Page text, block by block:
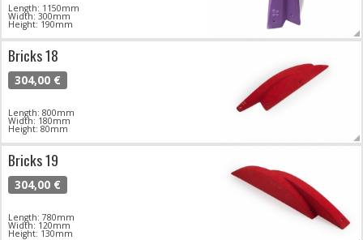
Length: 1150mm
Width: 300mm
Height: 190mm
Bricks 18
304,00 €
Length: 800mm
Width: 180mm
Height: 80mm
Bricks 19
304,00 €
Length: 780mm
Width: 120mm
Height: 130mm